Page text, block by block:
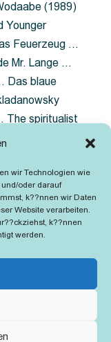
wir Technologien wie
oder darauf
k??nnen wir Daten
Website verarbeiten.
k??nnen
werden.
(1989)
Younger
Feuerzeug …
Mr. Lange …
Das blaue
The spiritualist
Song of the
die Heide …
…